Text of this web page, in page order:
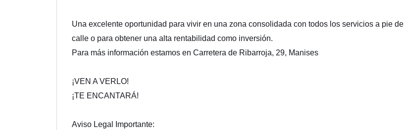
Una excelente oportunidad para vivir en una zona consolidada con todos los servicios a pie de
calle o para obtener una alta rentabilidad como inversión.
Para más información estamos en Carretera de Ribarroja, 29, Manises
¡VEN A VERLO!
¡TE ENCANTARÁ!
Aviso Legal Importante: